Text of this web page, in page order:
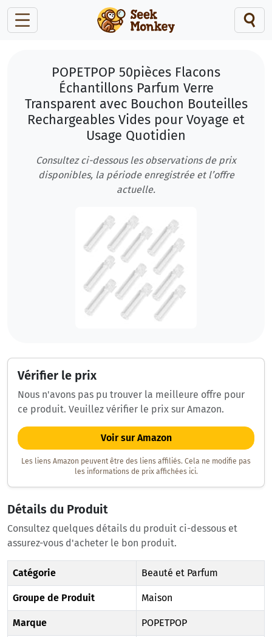
POPETPOP 50pièces Flacons
Échantillons Parfum Verre
Transparent avec Bouchon Bouteilles
Rechargeables Vides pour Voyage et
Usage Quotidien
Consultez ci-dessous les observations de prix
disponibles, la période enregistrée et l’offre
actuelle.
Vérifier le prix
Nous n'avons pas pu trouver la meilleure offre pour
ce produit. Veuillez vérifier le prix sur Amazon.
Voir sur Amazon
Les liens Amazon peuvent être des liens affiliés. Cela ne modifie pas
les informations de prix affichées ici.
Détails du Produit
Consultez quelques détails du produit ci-dessous et
assurez-vous d'acheter le bon produit.
Catégorie Beauté et Parfum
Groupe de Produit Maison
Marque POPETPOP